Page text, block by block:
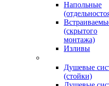
Напольные
(скрытого
монтажа)
Изливы
Душевые
(стойки)